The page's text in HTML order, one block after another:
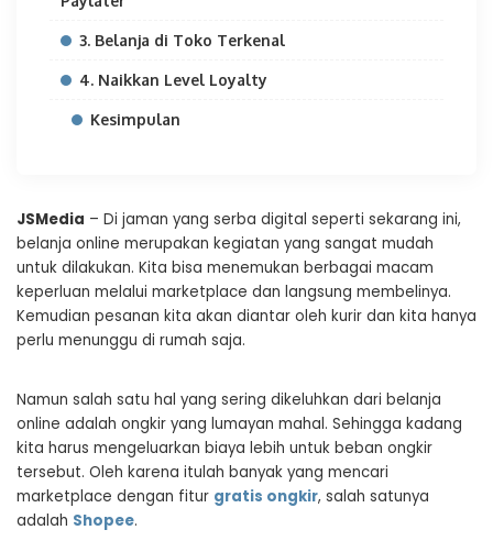
3. Belanja di Toko Terkenal
4. Naikkan Level Loyalty
Kesimpulan
JSMedia – Di jaman yang serba digital seperti sekarang ini,
belanja online merupakan kegiatan yang sangat mudah
untuk dilakukan. Kita bisa menemukan berbagai macam
keperluan melalui marketplace dan langsung membelinya.
Kemudian pesanan kita akan diantar oleh kurir dan kita hanya
perlu menunggu di rumah saja.
Namun salah satu hal yang sering dikeluhkan dari belanja
online adalah ongkir yang lumayan mahal. Sehingga kadang
kita harus mengeluarkan biaya lebih untuk beban ongkir
tersebut. Oleh karena itulah banyak yang mencari
marketplace dengan fitur gratis ongkir, salah satunya
adalah Shopee.